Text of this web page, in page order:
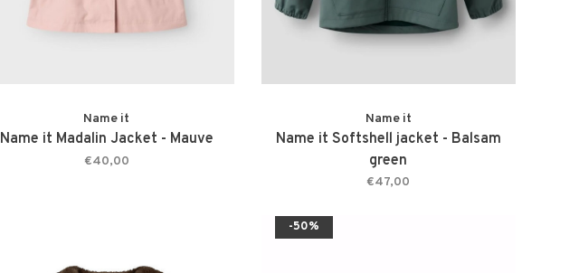
Name it
Name it Madalin Jacket - Mauve
€40,00
Name it
Name it Softshell jacket - Balsam
green
€47,00
-50%